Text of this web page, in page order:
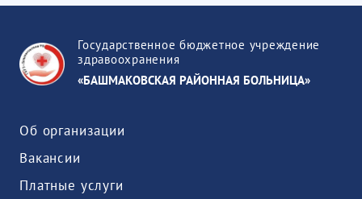
Государственное бюджетное учреждение
здравоохранения
«БАШМАКОВСКАЯ РАЙОННАЯ БОЛЬНИЦА»
Об организации
Вакансии
Платные услуги